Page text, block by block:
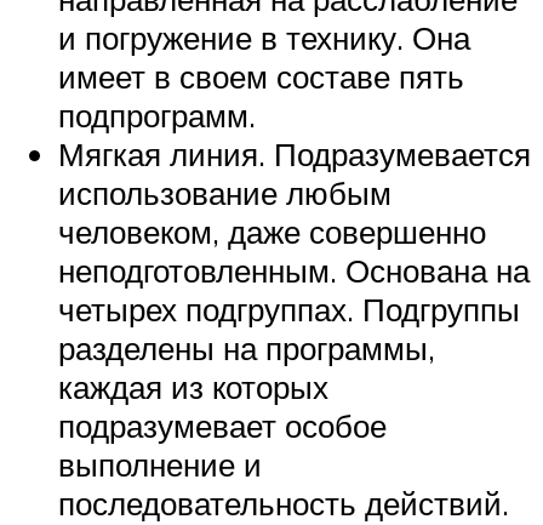
и погружение в технику. Она
имеет в своем составе пять
подпрограмм.
Мягкая линия. Подразумевается
использование любым
человеком, даже совершенно
неподготовленным. Основана на
четырех подгруппах. Подгруппы
разделены на программы,
каждая из которых
подразумевает особое
выполнение и
последовательность действий.